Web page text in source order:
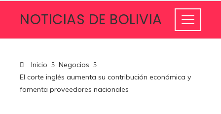
NOTICIAS DE BOLIVIA
Inicio
Negocios
El corte inglés aumenta su contribución económica y
fomenta proveedores nacionales